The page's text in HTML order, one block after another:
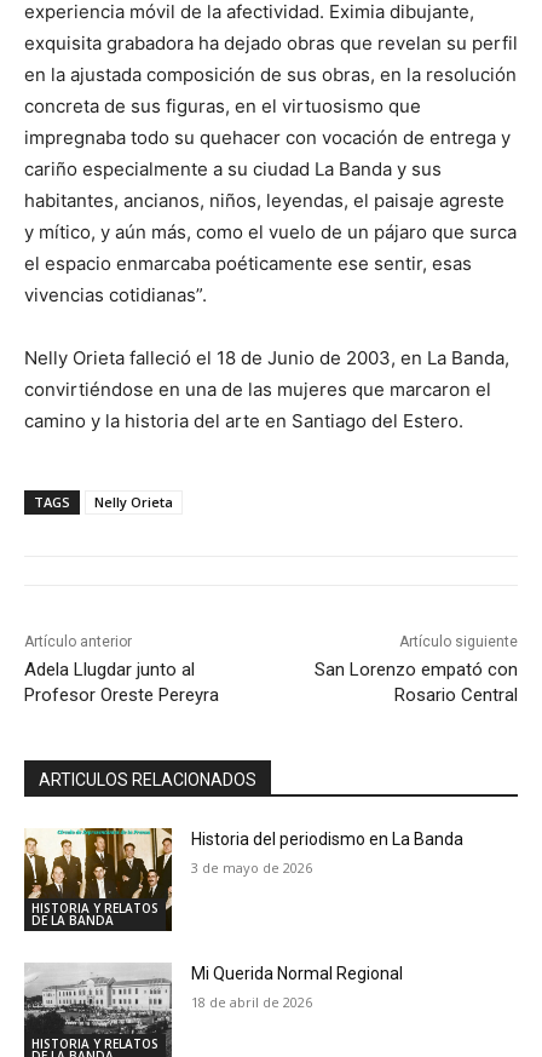
experiencia móvil de la afectividad. Eximia dibujante,
exquisita grabadora ha dejado obras que revelan su perfil
en la ajustada composición de sus obras, en la resolución
concreta de sus figuras, en el virtuosismo que
impregnaba todo su quehacer con vocación de entrega y
cariño especialmente a su ciudad La Banda y sus
habitantes, ancianos, niños, leyendas, el paisaje agreste
y mítico, y aún más, como el vuelo de un pájaro que surca
el espacio enmarcaba poéticamente ese sentir, esas
vivencias cotidianas”.
Nelly Orieta falleció el 18 de Junio de 2003, en La Banda,
convirtiéndose en una de las mujeres que marcaron el
camino y la historia del arte en Santiago del Estero.
TAGS Nelly Orieta
Artículo anterior
Adela Llugdar junto al
Profesor Oreste Pereyra
Artículo siguiente
San Lorenzo empató con
Rosario Central
ARTICULOS RELACIONADOS
HISTORIA Y RELATOS
DE LA BANDA
Historia del periodismo en La Banda
3 de mayo de 2026
HISTORIA Y RELATOS
Mi Querida Normal Regional
18 de abril de 2026